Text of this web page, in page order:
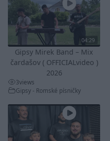
04:29
Gipsy Mirek Band – Mix
čardašov ( OFFICIALvideo )
2026
3views
Gipsy - Romské písničky